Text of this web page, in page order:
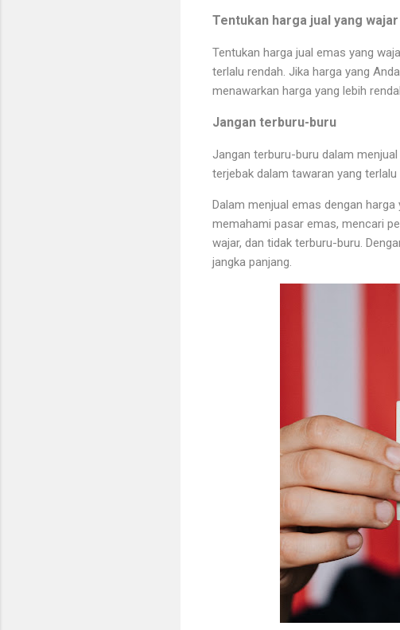
Tentukan harga jual yang wajar
Tentukan harga jual emas yang
terlalu rendah. Jika harga yang
menawarkan harga yang lebih
Jangan terburu-buru
Jangan terburu-buru dalam
terjebak dalam tawaran yang
Dalam menjual emas dengan
memahami pasar emas, mencari
wajar, dan tidak terburu-buru.
jangka panjang.